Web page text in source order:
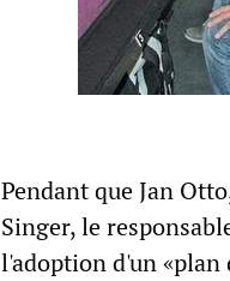
Pendant que Jan
Singer, le
l'adoption d'un «plan